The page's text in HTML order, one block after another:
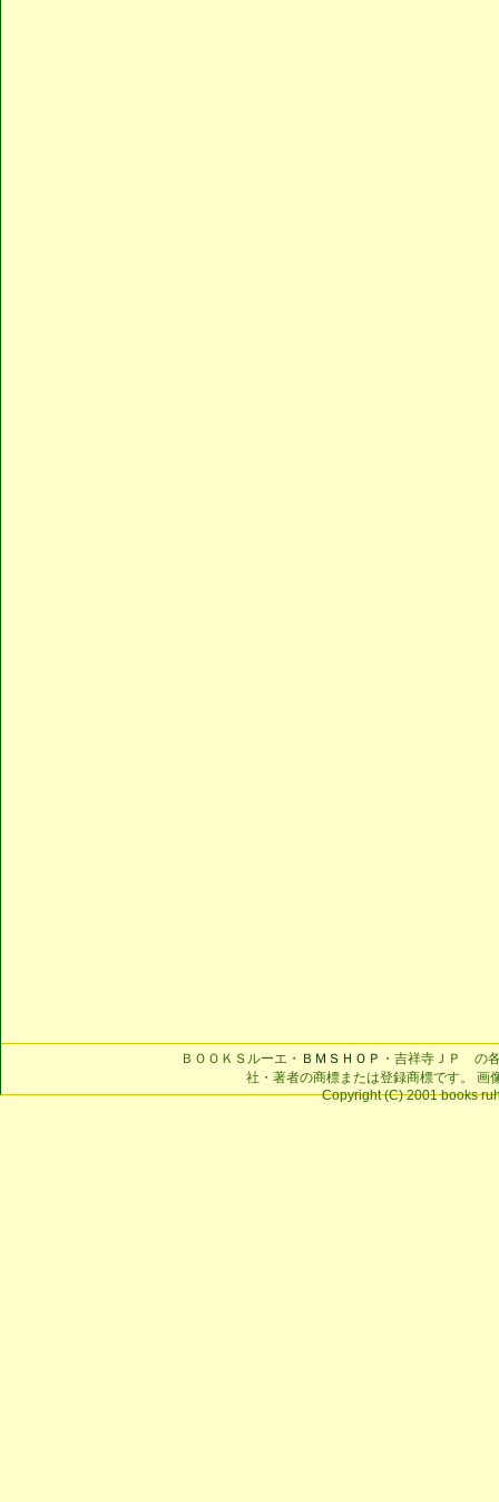
ＢＯＯＫＳルーエ・ ＢＭＳＨＯＰ ・吉祥寺ＪＰ の
社・著者の商標または登録商標です。 画
Copyright (C) 2001 books